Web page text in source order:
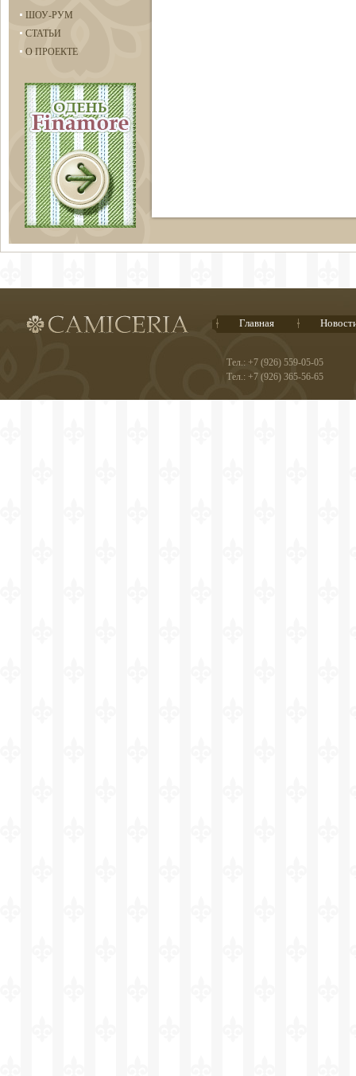
ШОУ-РУМ
СТАТЬИ
О ПРОЕКТЕ
Главная
Тел.: +7 (926) 559-05-05
Тел.: +7 (926) 365-56-65